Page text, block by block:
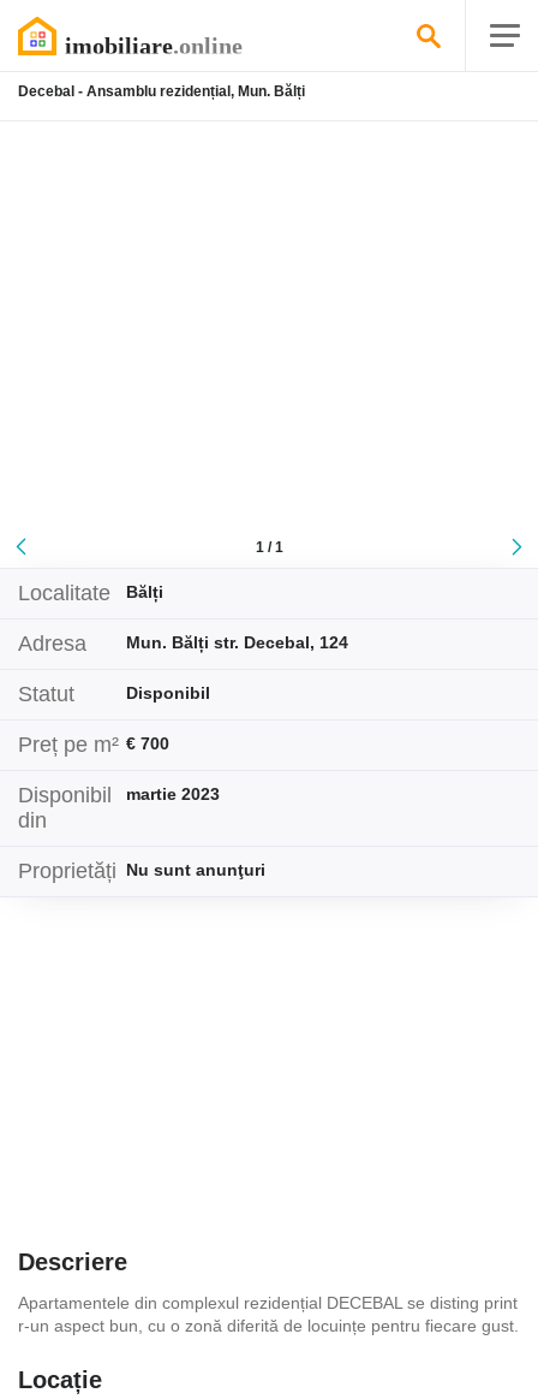
Decebal - Ansamblu rezidențial, Mun. Bălți
1 / 1
Localitate Bălți
Adresa Mun. Bălți str. Decebal, 124
Statut Disponibil
Preț pe m² € 700
Disponibil
din
martie 2023
Proprietăți Nu sunt anunţuri
Descriere
Apartamentele din complexul rezidențial DECEBAL se disting print
r-un aspect bun, cu o zonă diferită de locuințe pentru fiecare gust.
Locație